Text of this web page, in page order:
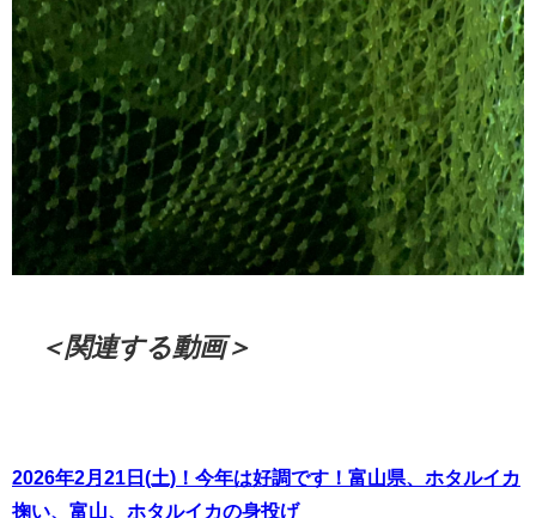
＜関連する動画＞
2026年2月21日(土)！今年は好調です！富山県、ホタルイカ
掬い、富山、ホタルイカの身投げ